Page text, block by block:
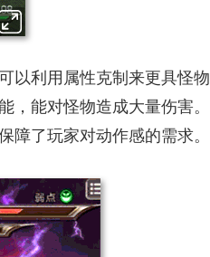
以利用属性克制来更具怪物
，能对怪物造成大量伤害。
障了玩家对动作感的需求。